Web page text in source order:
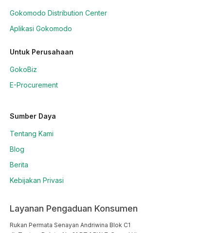
Gokomodo Distribution Center
Aplikasi Gokomodo
Untuk Perusahaan
GokoBiz
E-Procurement
Sumber Daya
Tentang Kami
Blog
Berita
Kebijakan Privasi
Layanan Pengaduan Konsumen
Rukan Permata Senayan Andriwina Blok C1